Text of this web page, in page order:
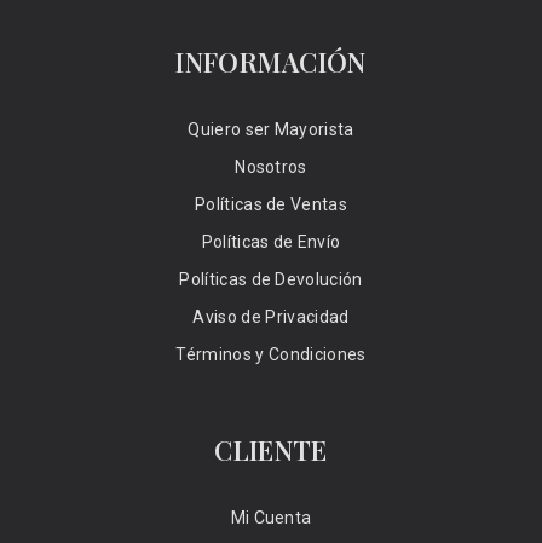
INFORMACIÓN
Quiero ser Mayorista
Nosotros
Políticas de Ventas
Políticas de Envío
Políticas de Devolución
Aviso de Privacidad
Términos y Condiciones
CLIENTE
Mi Cuenta